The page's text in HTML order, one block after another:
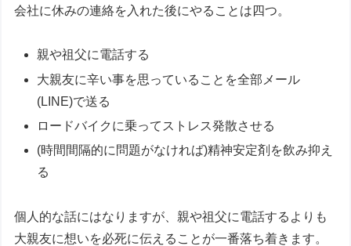
会社に休みの連絡を入れた後にやることは四つ。
親や祖父に電話する
大親友に辛い事を思っていることを全部メール
(LINE)で送る
ロードバイクに乗ってストレス発散させる
(時間間隔的に問題がなければ)精神安定剤を飲み抑え
る
個人的な話にはなりますが、親や祖父に電話するよりも
大親友に想いを必死に伝えることが一番落ち着きます。